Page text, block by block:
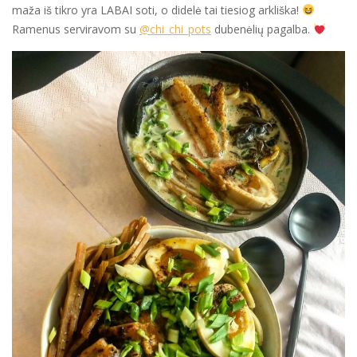
maža iš tikro yra LABAI soti, o didelė tai tiesiog arkliška!
Ramenus serviravom su @chi_chi_pots dubenėlių pagalba.